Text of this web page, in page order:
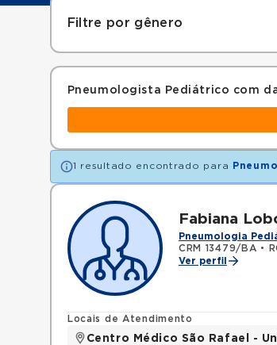
Filtre por gênero
Pneumologista Pediátrico com
1 resultado encontrado para
Fabiana
Pneumologia
CRM 13479/BA •
Ver perfil
Locais de Atendimento
Centro Médico São Rafael -